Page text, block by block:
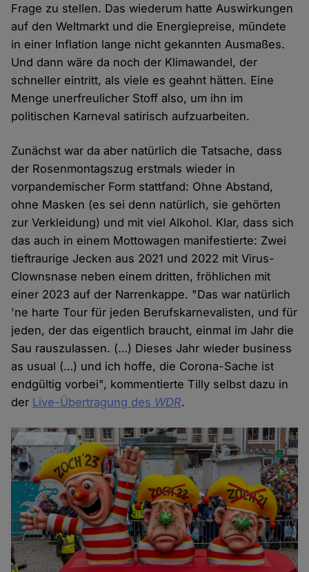
Frage zu stellen. Das wiederum hatte Auswirkungen
auf den Weltmarkt und die Energiepreise, mündete
in einer Inflation lange nicht gekannten Ausmaßes.
Und dann wäre da noch der Klimawandel, der
schneller eintritt, als viele es geahnt hätten. Eine
Menge unerfreulicher Stoff also, um ihn im
politischen Karneval satirisch aufzuarbeiten.
Zunächst war da aber natürlich die Tatsache, dass
der Rosenmontagszug erstmals wieder in
vorpandemischer Form stattfand: Ohne Abstand,
ohne Masken (es sei denn natürlich, sie gehörten
zur Verkleidung) und mit viel Alkohol. Klar, dass sich
das auch in einem Mottowagen manifestierte: Zwei
tieftraurige Jecken aus 2021 und 2022 mit Virus-
Clownsnase neben einem dritten, fröhlichen mit
einer 2023 auf der Narrenkappe. "Das war natürlich
'ne harte Tour für jeden Berufskarnevalisten, und für
jeden, der das eigentlich braucht, einmal im Jahr die
Sau rauszulassen. (…) Dieses Jahr wieder business
as usual (…) und ich hoffe, die Corona-Sache ist
endgültig vorbei", kommentierte Tilly selbst dazu in
der Live-Übertragung des WDR.